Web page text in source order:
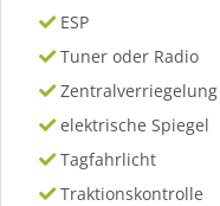
ESP
Tuner oder Radio
Zentralverriegelung
elektrische Spiegel
Tagfahrlicht
Traktionskontrolle